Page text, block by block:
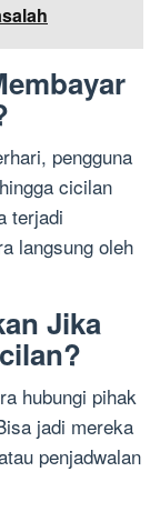
pengguna
cicilan
terjadi
langsung oleh
Jika
hubungi pihak
jadi mereka
penjadwalan